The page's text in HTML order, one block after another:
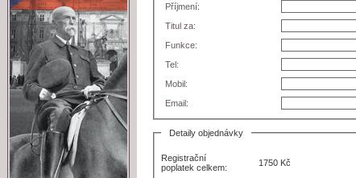
Příjmení:
Titul za:
Funkce:
Tel:
Mobil:
Email:
Detaily objednávky
Registrační
poplatek celkem:
1750Kč